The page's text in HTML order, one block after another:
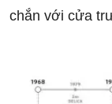
chắn với cửa